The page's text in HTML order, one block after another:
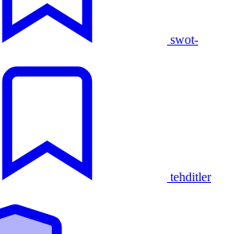
swot-
tehditler